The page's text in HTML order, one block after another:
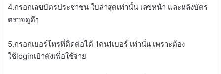
4.กรอกเลขบัตรประชาชน ใบล่าสุดเท่านั้น เลขหน้า และหลังบัตร
ตรวจดูดีๆ
5.กรอกเบอร์โทรที่ติดต่อได้ 1คน1เบอร์ เท่านั่น เพราะต้อง
ใช้loginเป๋าตังเพื่อใช้จ่าย